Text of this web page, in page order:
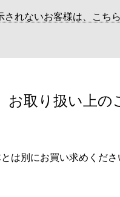
されないお客様は、こち
お取り扱い上の
は別にお買い求めくださ